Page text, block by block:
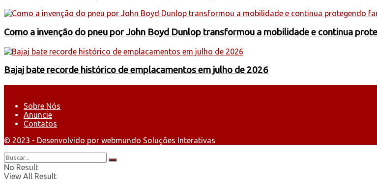
Como a invenção do pneu por John Boyd Dunlop transformou a mobilidade e continua
Bajaj bate recorde histórico de emplacamentos em julho de 2026
Sobre Nós
Anuncie
Contatos
© 2023 - Desenvolvido por webmundo Soluções Interativas
No Result
View All Result